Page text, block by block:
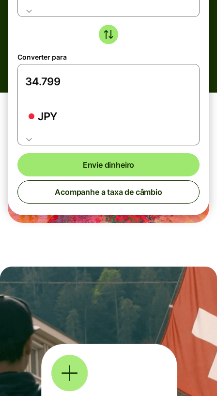
Converter para
JPY
Envie dinheiro
Acompanhe a taxa de câmbio